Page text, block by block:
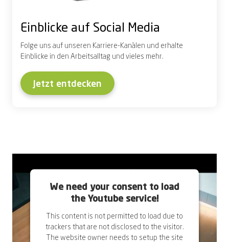
Einblicke auf Social Media
Folge uns auf unseren Karriere-Kanälen und erhalte
Einblicke in den Arbeitsalltag und vieles mehr.
Jetzt entdecken
We need your consent to load
the Youtube service!
This content is not permitted to load due to
trackers that are not disclosed to the visitor.
The website owner needs to setup the site